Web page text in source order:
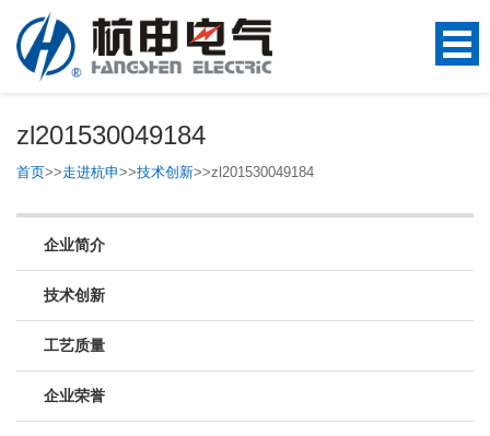
zl201530049184
首页>>走进杭申>>技术创新>>zl201530049184
企业简介
技术创新
工艺质量
企业荣誉